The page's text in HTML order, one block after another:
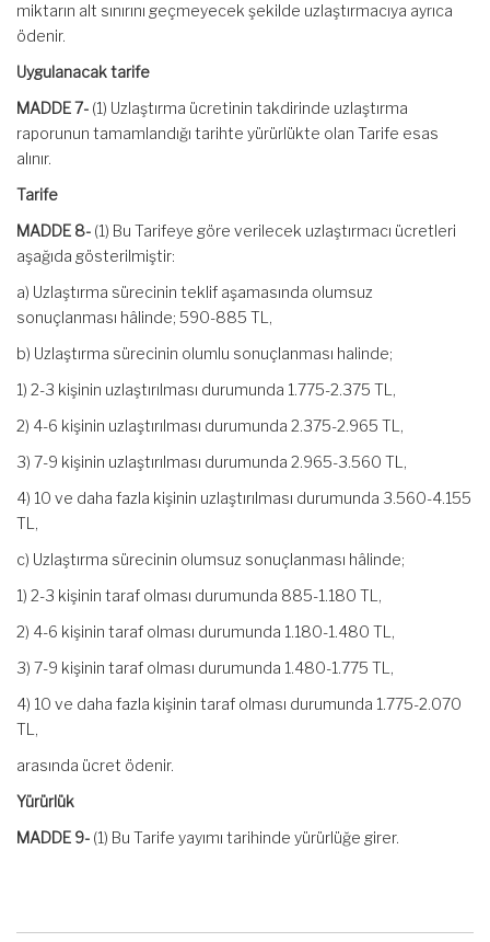
miktarın alt sınırını geçmeyecek şekilde uzlaştırmacıya ayrıca
ödenir.
Uygulanacak tarife
MADDE 7- (1) Uzlaştırma ücretinin takdirinde uzlaştırma
raporunun tamamlandığı tarihte yürürlükte olan Tarife esas
alınır.
Tarife
MADDE 8- (1) Bu Tarifeye göre verilecek uzlaştırmacı ücretleri
aşağıda gösterilmiştir:
a) Uzlaştırma sürecinin teklif aşamasında olumsuz
sonuçlanması hâlinde; 590-885 TL,
b) Uzlaştırma sürecinin olumlu sonuçlanması halinde;
1) 2-3 kişinin uzlaştırılması durumunda 1.775-2.375 TL,
2) 4-6 kişinin uzlaştırılması durumunda 2.375-2.965 TL,
3) 7-9 kişinin uzlaştırılması durumunda 2.965-3.560 TL,
4) 10 ve daha fazla kişinin uzlaştırılması durumunda 3.560-4.155
TL,
c) Uzlaştırma sürecinin olumsuz sonuçlanması hâlinde;
1) 2-3 kişinin taraf olması durumunda 885-1.180 TL,
2) 4-6 kişinin taraf olması durumunda 1.180-1.480 TL,
3) 7-9 kişinin taraf olması durumunda 1.480-1.775 TL,
4) 10 ve daha fazla kişinin taraf olması durumunda 1.775-2.070
TL,
arasında ücret ödenir.
Yürürlük
MADDE 9- (1) Bu Tarife yayımı tarihinde yürürlüğe girer.